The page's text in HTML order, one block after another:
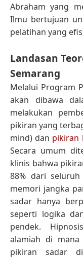
Abraham yang
Ilmu bertujuan
pelatihan yang
Landasan
Semarang
Melalui Program
akan dibawa
melakukan
pikiran yang
mind) dan pikiran
Secara umum
klinis bahwa
88% dari
memori jangka
sadar hanya
seperti logika
pendek.
alamiah di
pikiran sadar